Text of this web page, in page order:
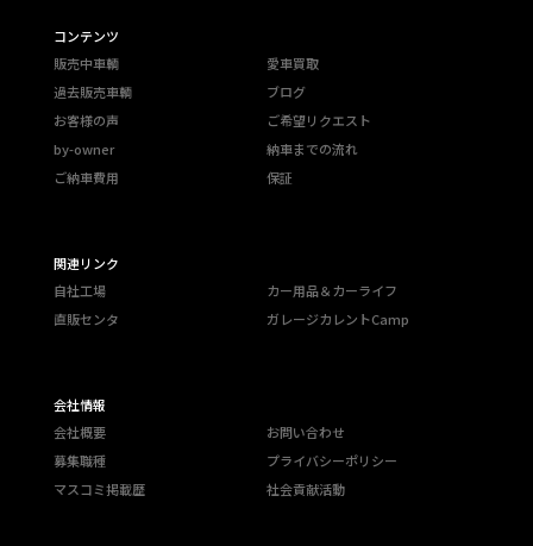
コンテンツ
販売中車輌
愛車買取
過去販売車輌
ブログ
お客様の声
ご希望リクエスト
by-owner
納車までの流れ
ご納車費用
保証
関連リンク
自社工場
カー用品＆カーライフ
直販センタ
ガレージカレントCamp
会社情報
会社概要
お問い合わせ
募集職種
プライバシーポリシー
マスコミ掲載歴
社会貢献活動